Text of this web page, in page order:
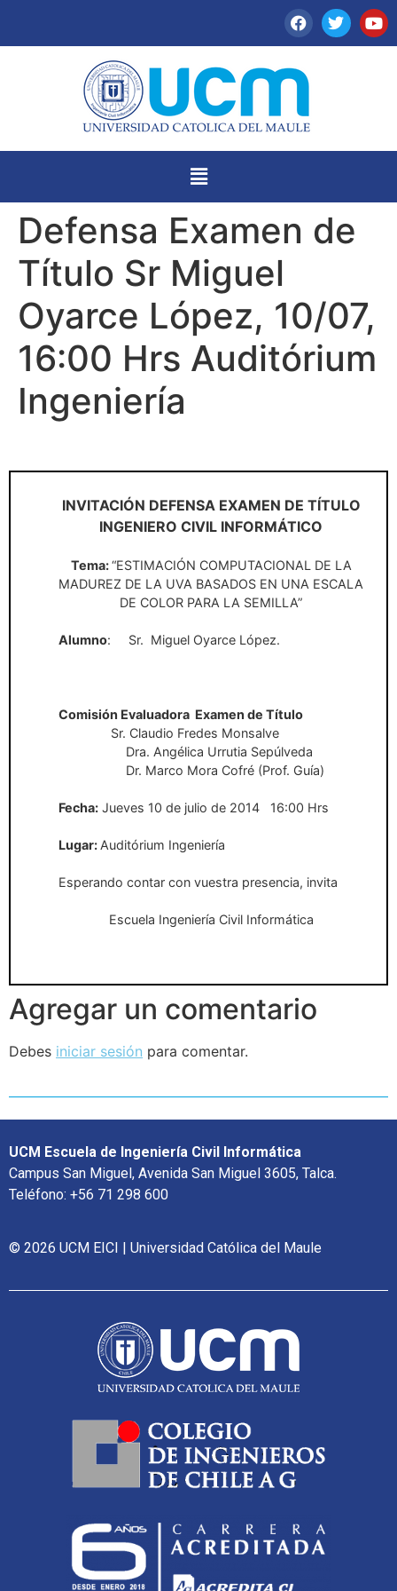
Defensa Examen de
Título Sr Miguel
Oyarce López, 10/07,
16:00 Hrs Auditórium
Ingeniería
INVITACIÓN DEFENSA EXAMEN DE TÍTULO
INGENIERO CIVIL INFORMÁTICO
Tema: “ESTIMACIÓN COMPUTACIONAL DE LA
MADUREZ DE LA UVA BASADOS EN UNA ESCALA
DE COLOR PARA LA SEMILLA”
Alumno: Sr. Miguel Oyarce López.
Comisión Evaluadora Examen de Título
Sr. Claudio Fredes Monsalve
Dra. Angélica Urrutia Sepúlveda
Dr. Marco Mora Cofré (Prof. Guía)
Fecha:Jueves 10 de julio de 2014 16:00 Hrs
Lugar: Auditórium Ingeniería
Esperando contar con vuestra presencia, invita
Escuela Ingeniería Civil Informática
Agregar un comentario
Debes iniciar sesión para comentar.
UCM Escuela de Ingeniería Civil Informática
Campus San Miguel, Avenida San Miguel 3605, Talca.
Teléfono: +56 71 298 600
© 2026 UCM EICI | Universidad Católica del Maule